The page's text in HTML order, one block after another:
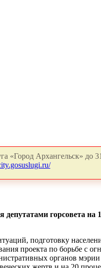
«Город Архангельск» до
горсовета на
подготовку
проекта по борьбе с
органов мэрии